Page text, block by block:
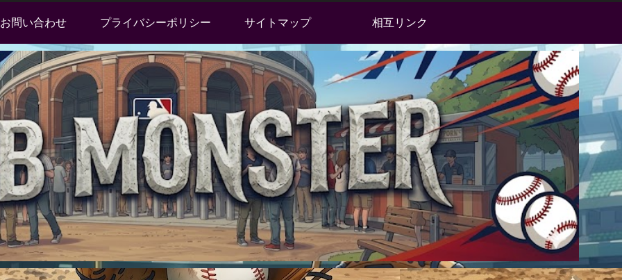
お問い合わせ プライバシーポリシー サイトマップ 相互リンク